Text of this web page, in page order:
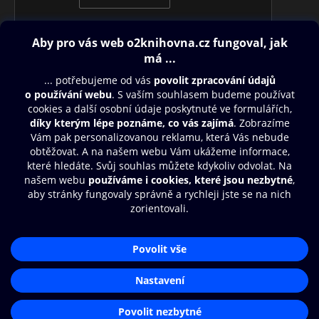
Obsah ke stažení
Moje O2 Knihovna
Další zábava
© O2 Czech Republic a.s.
Přístupnost
Zásady zpracování osobních údajů
Nastavení cookies
Aplikace O2 Knihovna
Čti a poslouchej své e-knihy a
audioknihy rychleji a pohodlněji.